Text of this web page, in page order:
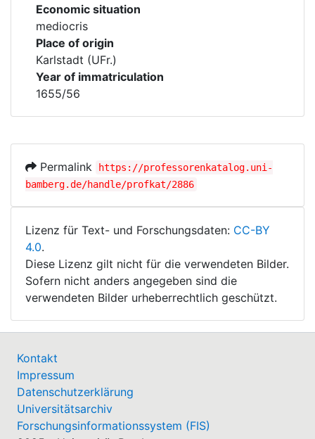
Economic situation
mediocris
Place of origin
Karlstadt (UFr.)
Year of immatriculation
1655/56
Permalink
https://professorenkatalog.uni-
bamberg.de/handle/profkat/2886
Lizenz für Text- und Forschungsdaten: CC-BY
4.0.
Diese Lizenz gilt nicht für die verwendeten Bilder.
Sofern nicht anders angegeben sind die
verwendeten Bilder urheberrechtlich geschützt.
Kontakt
Impressum
Datenschutzerklärung
Universitätsarchiv
Forschungsinformationssystem (FIS)